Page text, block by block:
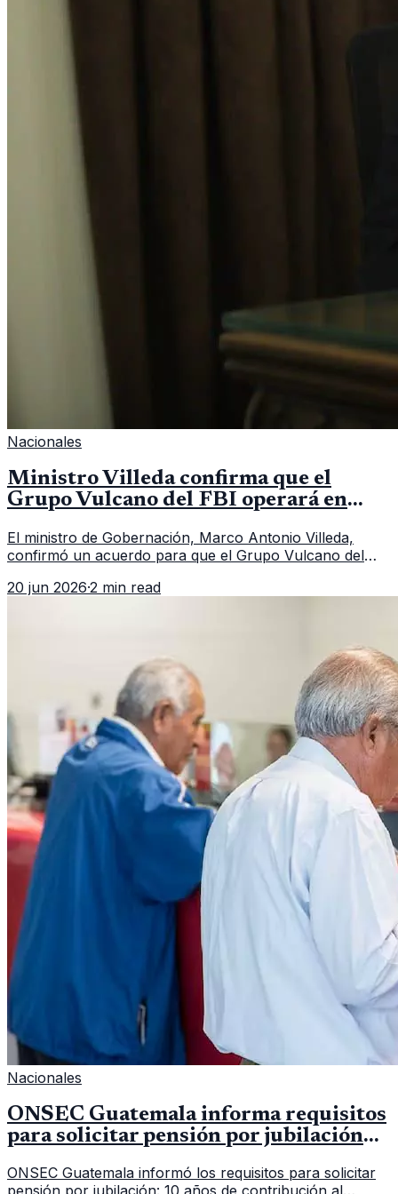
Nacionales
Ministro Villeda confirma que el
Grupo Vulcano del FBI operará en
El ministro de Gobernación, Marco Antonio Villeda,
confirmó un acuerdo para que el Grupo Vulcano del
fallido con la administración anterior del Ministerio
20 jun 2026·2 min read
Nacionales
ONSEC Guatemala informa requisitos
para solicitar pensión por jubilación
ONSEC Guatemala informó los requisitos para solicitar